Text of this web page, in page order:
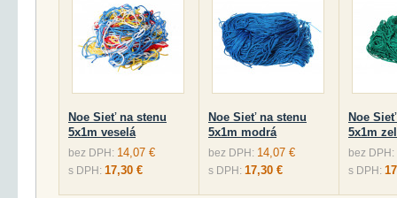
Noe Sieť na stenu
5x1m veselá
bez DPH: 14,07 €
s DPH: 17,30 €
Noe Sieť na stenu
5x1m modrá
bez DPH: 14,07 €
s DPH: 17,30 €
Noe
5x1m
bez DPH:
s DPH: